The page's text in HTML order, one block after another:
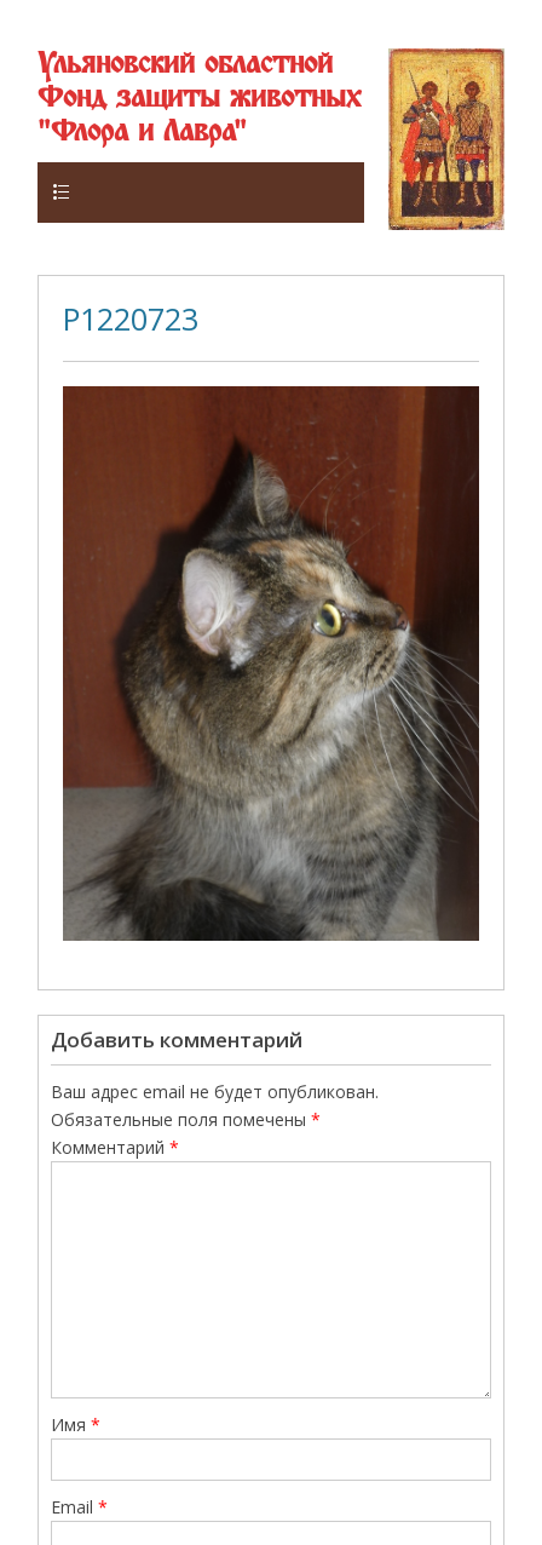
Ульяновский областной
Фонд защиты животных
"Флора и Лавра"
P1220723
Добавить комментарий
Ваш адрес email не будет опубликован.
Обязательные поля помечены*
Комментарий*
Имя*
Email*